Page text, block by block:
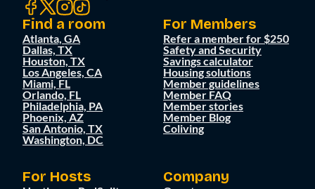
Find a room
Atlanta, GA
Dallas, TX
Houston, TX
Los Angeles, CA
Miami, FL
Orlando, FL
Philadelphia, PA
Phoenix, AZ
San Antonio, TX
Washington, DC
For Members
Refer a member for $250
Safety and Security
Savings calculator
Housing solutions
Member guidelines
Member FAQ
Member stories
Member Blog
Coliving
For Hosts Company